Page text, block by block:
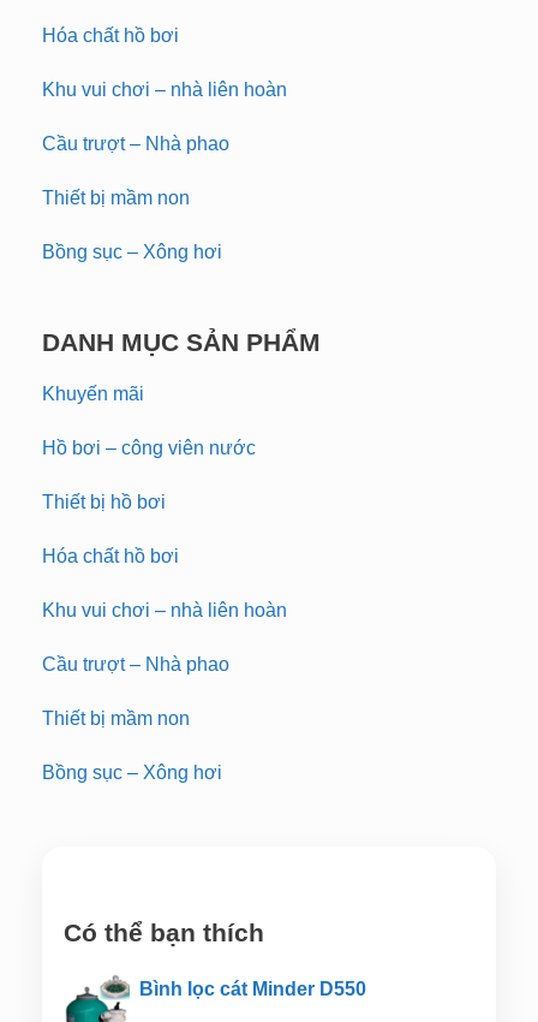
Hóa chất hồ bơi
Khu vui chơi – nhà liên hoàn
Cầu trượt – Nhà phao
Thiết bị mầm non
Bồng sục – Xông hơi
DANH MỤC SẢN PHẨM
Khuyến mãi
Hồ bơi – công viên nước
Thiết bị hồ bơi
Hóa chất hồ bơi
Khu vui chơi – nhà liên hoàn
Cầu trượt – Nhà phao
Thiết bị mầm non
Bồng sục – Xông hơi
Có thể bạn thích
Bình lọc cát Minder D550